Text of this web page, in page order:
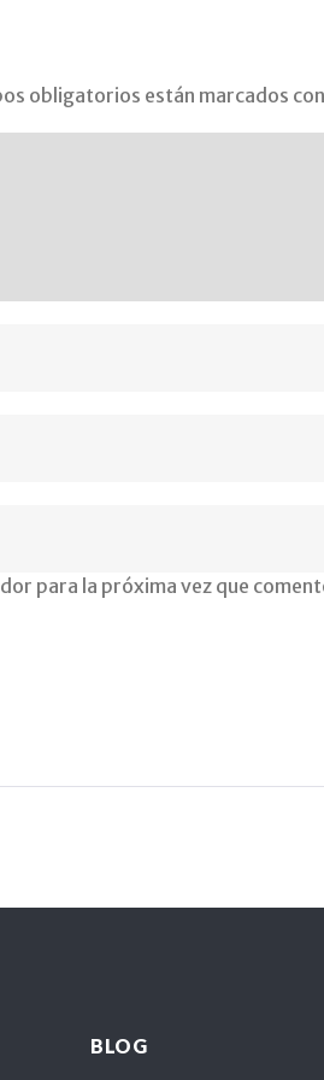
obligatorios están marcados
para la próxima vez que
BLOG